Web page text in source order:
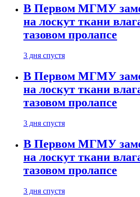
В Первом МГМУ
на лоскут ткани
тазовом пролапсе
3 дня спустя
В Первом МГМУ
на лоскут ткани
тазовом пролапсе
3 дня спустя
В Первом МГМУ
на лоскут ткани
тазовом пролапсе
3 дня спустя